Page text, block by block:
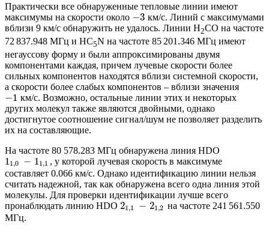
Практически все обнаруженные тепловые линии имеют
максимумы на скорости около −3 км/с. Линий с максимумами
вблизи 9 км/с обнаружить не удалось. Линии H2CO на частоте
72 837.948 МГц и HC5N на частоте 85 201.346 МГц имеют
негауссову форму и были аппроксимированы двумя
компонентами каждая, причем лучевые скорости более
сильных компонентов находятся вблизи системной скорости,
а скорости более слабых компонентов – вблизи значения
−1 км/с. Возможно, остальные линии этих и некоторых
других молекул также являются двойными, однако
достигнутое соотношение сигнал/шум не позволяет разделить
их на составляющие.
На частоте 80 578.283 МГц обнаружена линия HDO
11,0 − 11,1 , у которой лучевая скорость в максимуме
составляет 0.066 км/с. Однако идентификацию линии нельзя
считать надежной, так как обнаружена всего одна линия этой
молекулы. Для проверки идентификации лучше всего
пронаблюдать линию HDO 21,1 − 21,2 на частоте 241 561.550
МГц.